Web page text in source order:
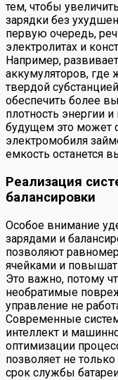
тем, чтобы
зарядки без
первую очередь,
электролитах и
Например,
аккумуляторов, где
твердой
обеспечить более
плотность энергии
будущем это может
электромобиля
емкость останется
Реализация
балансировки
Особое внимание
зарядами и
позволяют
ячейками и
Это важно, потому
необратимые
управление не
Современные
интеллект и
оптимизации
позволяет не
срок службы